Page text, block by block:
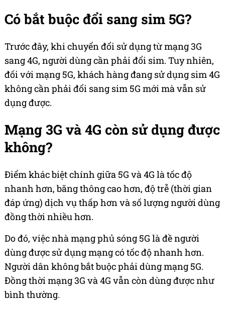
Có bắt buộc đổi sang sim 5G?
Trước đây, khi chuyển đổi sử dụng từ mạng 3G
sang 4G, người dùng cần phải đổi sim. Tuy nhiên,
đối với mạng 5G, khách hàng đang sử dụng sim 4G
không cần phải đổi sang sim 5G mới mà vẫn sử
dụng được.
Mạng 3G và 4G còn sử dụng được
không?
Điểm khác biệt chính giữa 5G và 4G là tốc độ
nhanh hơn, băng thông cao hơn, độ trễ (thời gian
đáp ứng) dịch vụ thấp hơn và số lượng người dùng
đồng thời nhiều hơn.
Do đó, việc nhà mạng phủ sóng 5G là đề người
dùng được sử dụng mạng có tốc độ nhanh hơn.
Người dân không bắt buộc phải dùng mạng 5G.
Đồng thời mạng 3G và 4G vẫn còn dùng được như
bình thường.